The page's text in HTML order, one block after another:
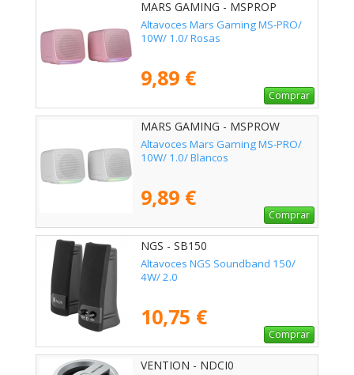
MARS GAMING - MSPROP
Altavoces Mars Gaming MS-PRO/
10W/ 1.0/ Rosas
9,89 €
Comprar
MARS GAMING - MSPROW
Altavoces Mars Gaming MS-PRO/
10W/ 1.0/ Blancos
9,89 €
Comprar
NGS - SB150
Altavoces NGS Soundband 150/
4W/ 2.0
10,75 €
Comprar
VENTION - NDCI0